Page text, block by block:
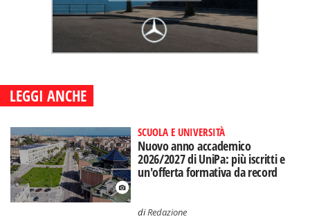
LEGGI ANCHE
SCUOLA E UNIVERSITÀ
Nuovo anno accademico
2026/2027 di UniPa: più iscritti e
un'offerta formativa da record
diRedazione